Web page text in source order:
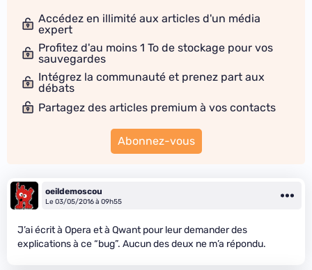
Accédez en illimité aux articles d'un média
expert
Profitez d'au moins 1 To de stockage pour vos
sauvegardes
Intégrez la communauté et prenez part aux
débats
Partagez des articles premium à vos contacts
Abonnez-vous
oeildemoscou
Le 03/05/2016 à 09h55
J’ai écrit à Opera et à Qwant pour leur demander des
explications à ce “bug”. Aucun des deux ne m’a répondu.